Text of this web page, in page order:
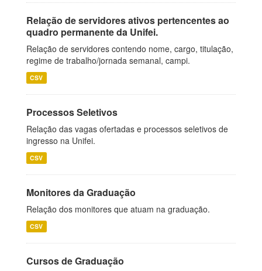
Relação de servidores ativos pertencentes ao
quadro permanente da Unifei.
Relação de servidores contendo nome, cargo, titulação,
regime de trabalho/jornada semanal, campi.
CSV
Processos Seletivos
Relação das vagas ofertadas e processos seletivos de
ingresso na Unifei.
CSV
Monitores da Graduação
Relação dos monitores que atuam na graduação.
CSV
Cursos de Graduação